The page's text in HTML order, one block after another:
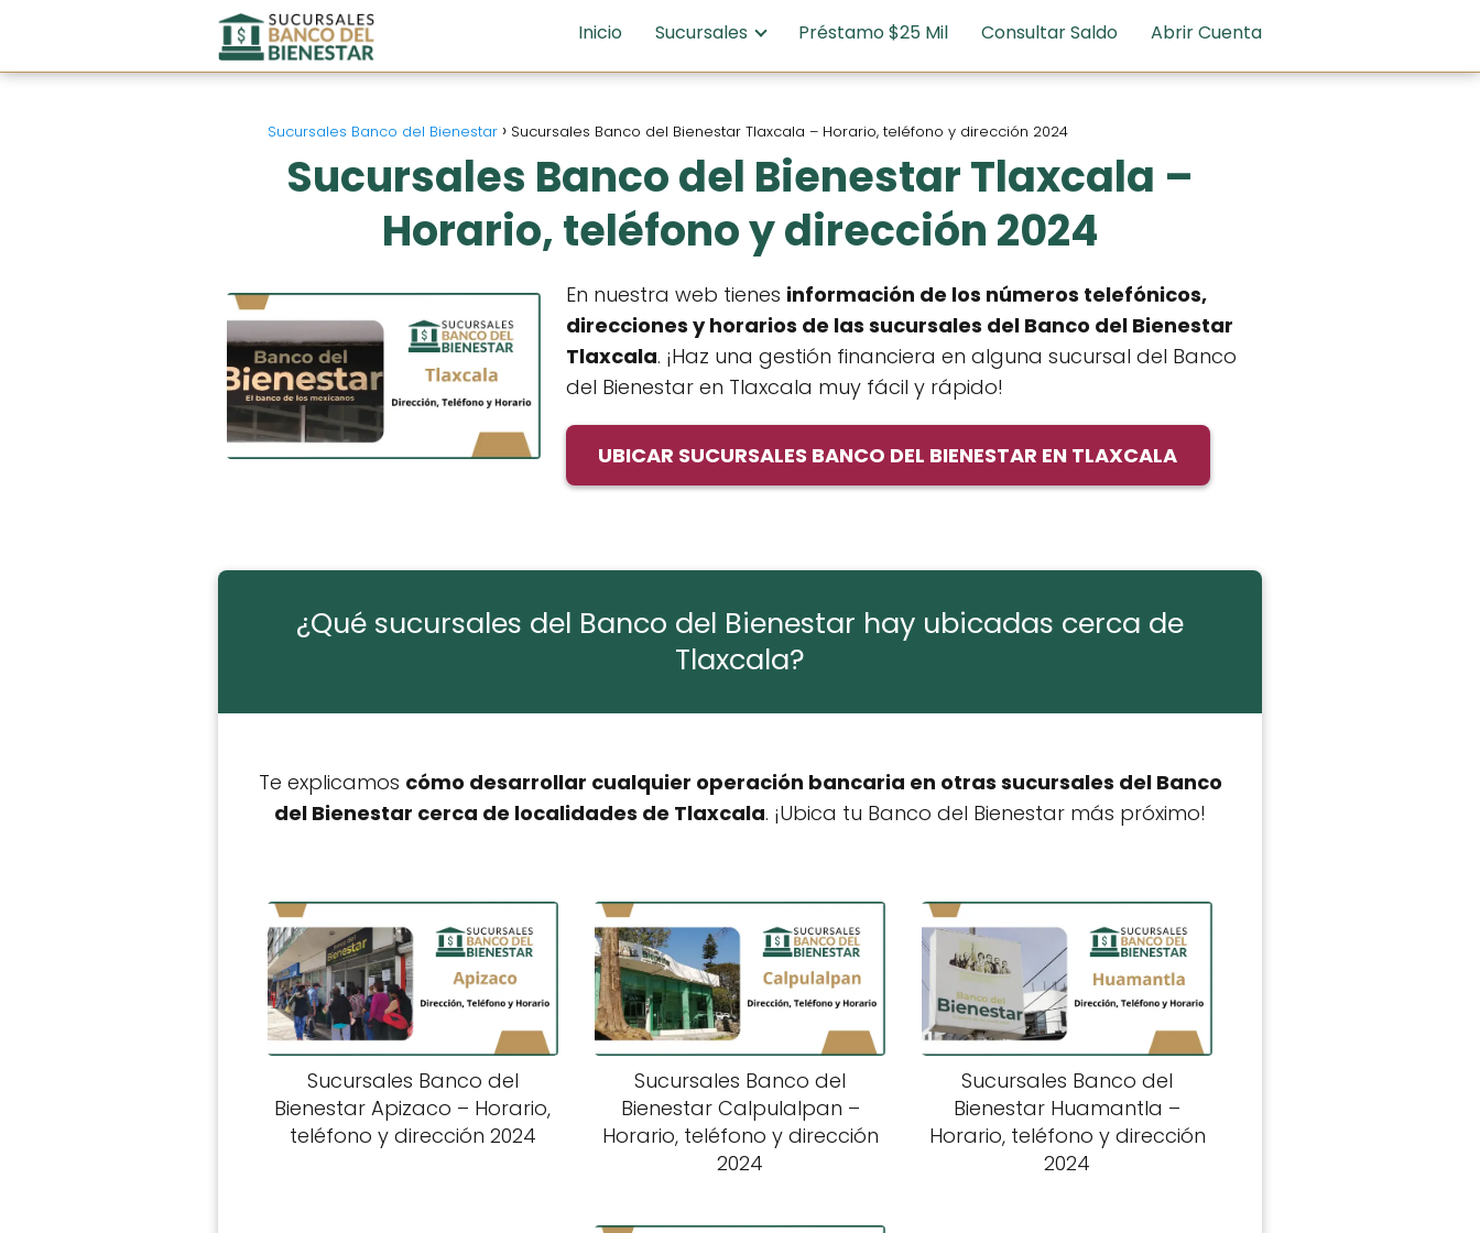
Inicio Sucursales Préstamo $25 Mil Consultar Saldo Abrir Cuenta
Sucursales Banco del Bienestar Sucursales Banco del Bienestar Tlaxcala – Horario, teléfono y dirección 2024
Sucursales Banco del Bienestar Tlaxcala –
Horario, teléfono y dirección 2024
En nuestra web tienes información de los números telefónicos,
direcciones y horarios de las sucursales del Banco del Bienestar
Tlaxcala. ¡Haz una gestión financiera en alguna sucursal del Banco
del Bienestar en Tlaxcala muy fácil y rápido!
UBICAR SUCURSALES BANCO DEL BIENESTAR EN TLAXCALA
¿Qué sucursales del Banco del Bienestar hay ubicadas cerca de
Tlaxcala?
Te explicamos cómo desarrollar cualquier operación bancaria en otras sucursales del Banco
del Bienestar cerca de localidades de Tlaxcala. ¡Ubica tu Banco del Bienestar más próximo!
Sucursales Banco del
Bienestar Apizaco – Horario,
teléfono y dirección 2024
Sucursales Banco del
Bienestar Calpulalpan –
Horario, teléfono y dirección
2024
Sucursales Banco del
Bienestar Huamantla –
Horario, teléfono y dirección
2024